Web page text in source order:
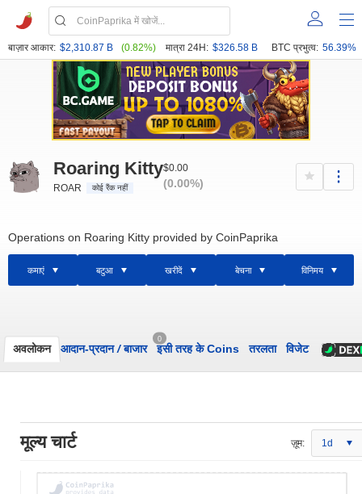
बाज़ार आकार: $2,310.87 B (0.82%) मात्रा 24H: $326.58 B BTC प्रभुत्व: 56.39%
Roaring Kitty
ROAR कोई रैंक नहीं
$0.00
(0.00%)
Operations on Roaring Kitty provided by CoinPaprika
कमाएं बटुआ खरीदें बेचना विनिमय
अवलोकन आदान-प्रदान/बाजार
0
इसी तरह के Coins तरलता विजेट
मूल्य चार्ट ज़ूम: 1d